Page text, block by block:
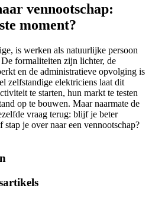
vennootschap:
moment?
is werken als natuurlijke persoon
formaliteiten zijn lichter, de
en de administratieve opvolging is
zelfstandige elektriciens laat dit
te starten, hun markt te testen
op te bouwen. Maar naarmate de
vraag terug: blijf je beter
je over naar een vennootschap?